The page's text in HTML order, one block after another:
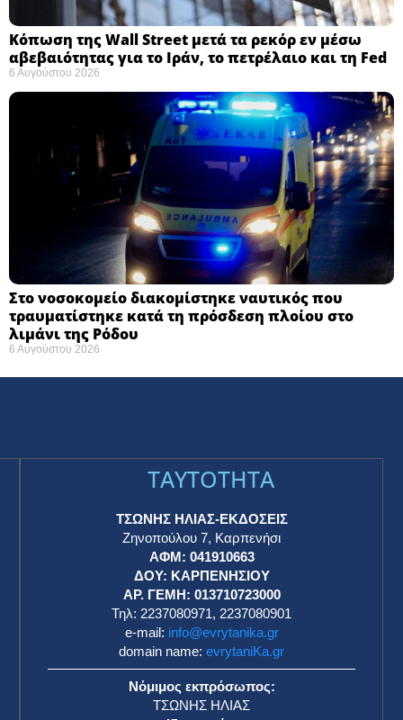
Κόπωση της Wall Street μετά τα ρεκόρ εν μέσω
αβεβαιότητας για το Ιράν, το πετρέλαιο και τη Fed
6 Αυγούστου 2026
Στο νοσοκομείο διακομίστηκε ναυτικός που
τραυματίστηκε κατά τη πρόσδεση πλοίου στο
λιμάνι της Ρόδου
6 Αυγούστου 2026
TAYTOTHTA
ΤΣΩΝΗΣ ΗΛΙΑΣ-ΕΚΔΟΣΕΙΣ
Ζηνοπούλου 7, Καρπενήσι
ΑΦΜ: 041910663
ΔΟΥ: ΚΑΡΠΕΝΗΣΙΟΥ
ΑΡ. ΓΕΜΗ: 013710723000
Τηλ: 2237080971, 2237080901
e-mail: info@evrytanika.gr
domain name: evrytaniKa.gr
Νόμιμος εκπρόσωπος:
ΤΣΩΝΗΣ ΗΛΙΑΣ